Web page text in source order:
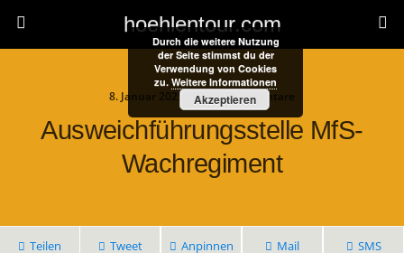
hoehlentour.com
8. Januar 2025 • Keine Kommentare
Ausweichführungsstelle MfS-
Wachregiment
Teilen Tweet Anpinnen Mail SMS
Durch die weitere Nutzung
der Seite stimmst du der
Verwendung von Cookies
zu. Weitere Informationen
Akzeptieren